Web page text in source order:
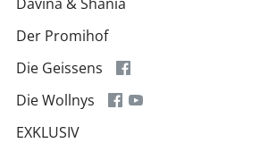
Der Promihof
Die Geissens
Die Wollnys
EXKLUSIV